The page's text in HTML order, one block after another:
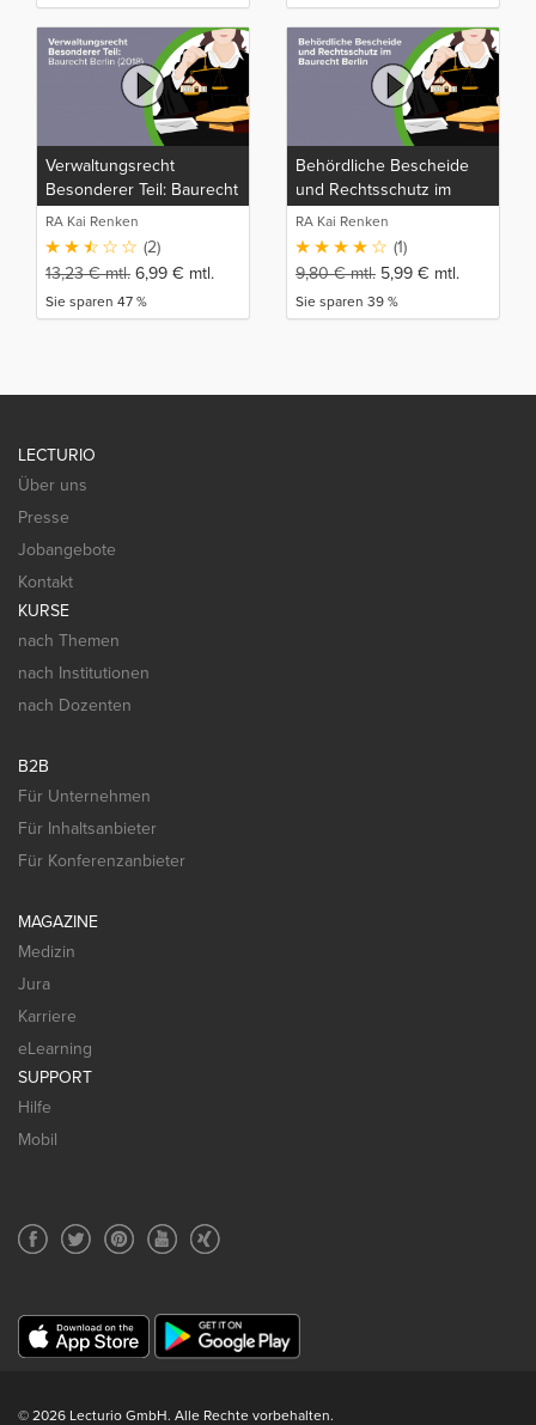
Verwaltungsrecht
Besonderer Teil: Baurecht
Berlin (2018)
RA Kai Renken
(2)
13,23€mtl. 6,99 € mtl.
Sie sparen 47 %
Behördliche Bescheide
und Rechtsschutz im
Baurecht Berlin
RA Kai Renken
(1)
9,80€mtl. 5,99 € mtl.
Sie sparen 39 %
LECTURIO
Über uns
Presse
Jobangebote
Kontakt
KURSE
nach Themen
nach Institutionen
nach Dozenten
B2B
Für Unternehmen
Für Inhaltsanbieter
Für Konferenzanbieter
MAGAZINE
Medizin
Jura
Karriere
eLearning
SUPPORT
Hilfe
Mobil
© 2026 Lecturio GmbH. Alle Rechte vorbehalten.